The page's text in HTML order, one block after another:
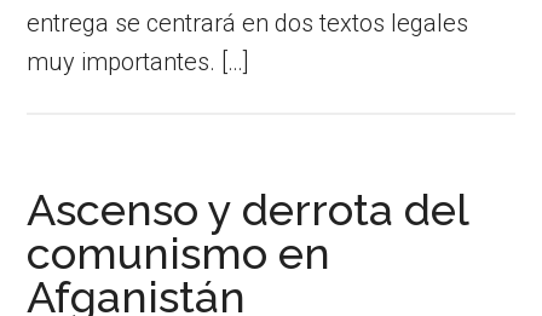
entrega se centrará en dos textos legales
muy importantes. […]
Ascenso y derrota del
comunismo en
Afganistán